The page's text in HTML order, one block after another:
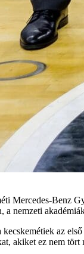
Mercedes-Benz
a nemzeti
az
akiket ez nem